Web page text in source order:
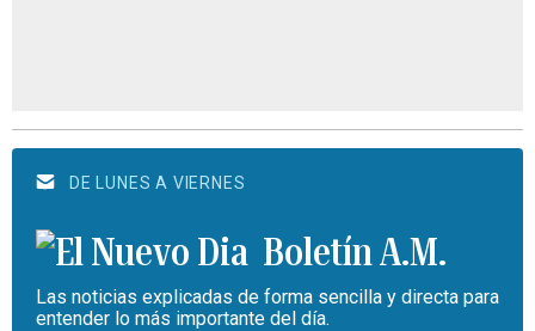
DE LUNES A VIERNES
Boletín A.M.
Las noticias explicadas de forma sencilla y directa para
entender lo más importante del día.